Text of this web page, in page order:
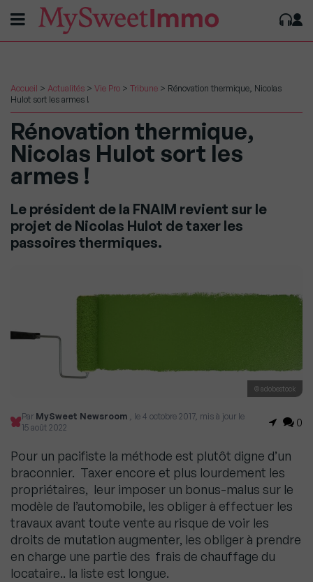
Accueil > Actualités > Vie Pro > Tribune > Rénovation thermique, Nicolas
Hulot sort les armes !
Rénovation thermique,
Nicolas Hulot sort les
armes !
Le président de la FNAIM revient sur le
projet de Nicolas Hulot de taxer les
passoires thermiques.
© adobestock
Par MySweet Newsroom , le 4 octobre 2017, mis à jour le
15 août 2022
0
Pour un pacifiste la méthode est plutôt digne d’un
braconnier. Taxer encore et plus lourdement les
propriétaires, leur imposer un bonus-malus sur le
modèle de l’automobile, les obliger à effectuer les
travaux avant toute vente au risque de voir les
droits de mutation augmenter, les obliger à prendre
en charge une partie des frais de chauffage du
locataire.. la liste est longue.